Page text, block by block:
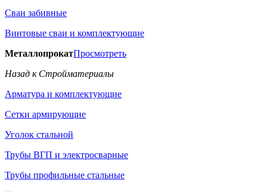
Сваи забивные
Винтовые сваи и комплектующие
МеталлопрокатПросмотреть
Назад к Стройматериалы
Арматура и комплектующие
Сетки армирующие
Уголок стальной
Трубы ВГП и электросварные
Трубы профильные стальные